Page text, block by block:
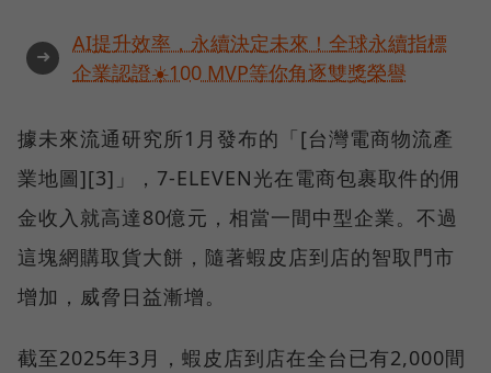
➜
AI提升效率，永續決定未來！全球永續指標
企業認證☀️100 MVP等你角逐雙獎榮譽
據未來流通研究所1月發布的「[台灣電商物流產
業地圖][3]」，7-ELEVEN光在電商包裹取件的佣
金收入就高達80億元，相當一間中型企業。不過
這塊網購取貨大餅，隨著蝦皮店到店的智取門市
增加，威脅日益漸增。
截至2025年3月，蝦皮店到店在全台已有2,000間